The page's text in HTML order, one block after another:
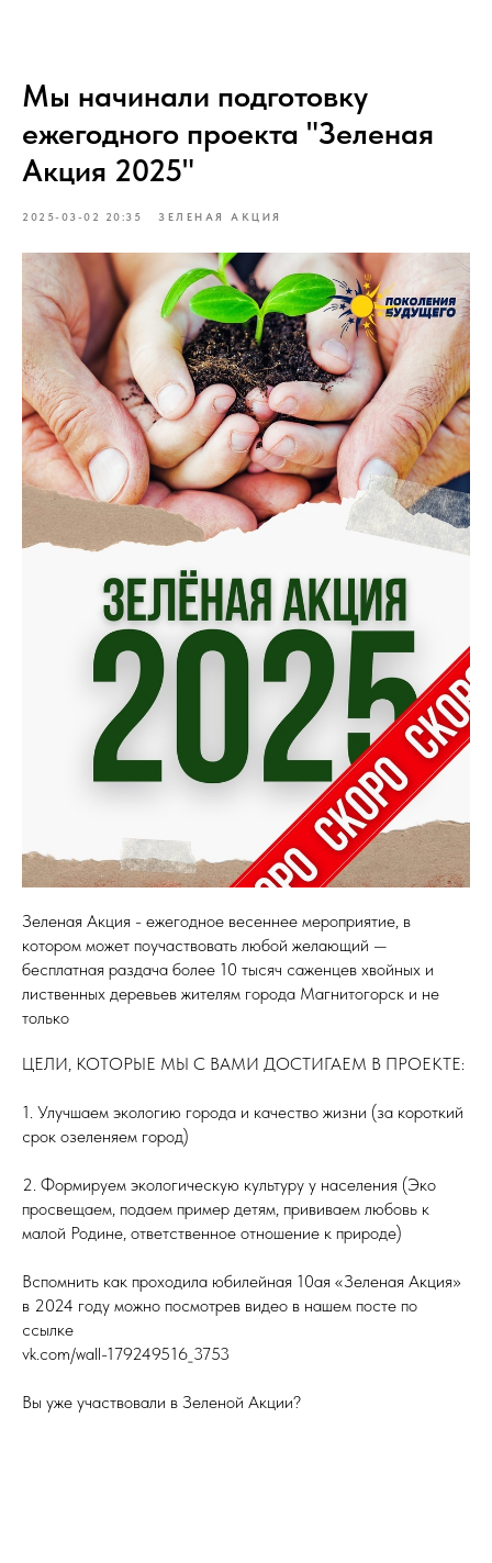
Мы начинали подготовку
ежегодного проекта "Зеленая
Акция 2025"
2025-03-02 20:35 ЗЕЛЕНАЯ АКЦИЯ
Зеленая Акция - ежегодное весеннее мероприятие, в
котором может поучаствовать любой желающий —
бесплатная раздача более 10 тысяч саженцев хвойных и
лиственных деревьев жителям города Магнитогорск и не
только
ЦЕЛИ, КОТОРЫЕ МЫ С ВАМИ ДОСТИГАЕМ В ПРОЕКТЕ:
1. Улучшаем экологию города и качество жизни (за короткий
срок озеленяем город)
2. Формируем экологическую культуру у населения (Эко
просвещаем, подаем пример детям, прививаем любовь к
малой Родине, ответственное отношение к природе)
Вспомнить как проходила юбилейная 10ая «Зеленая Акция»
в 2024 году можно посмотрев видео в нашем посте по
ссылке
vk.com/wall-179249516_3753
Вы уже участвовали в Зеленой Акции?